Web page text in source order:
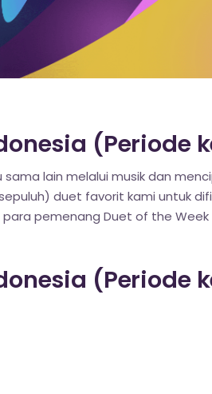
(Periode
lain melalui musik dan
duet favorit kami untuk
pemenang Duet of the
(Periode